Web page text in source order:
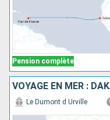
Pension complète
VOYAGE EN MER :
Le Dumont d Urville